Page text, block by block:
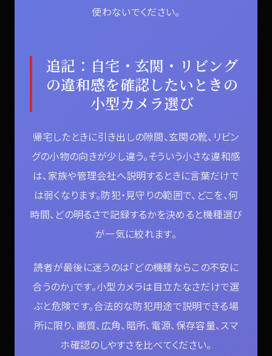
使わないでください。
追記：自宅・玄関・リビング
の違和感を確認したいときの
小型カメラ選び
帰宅したときに引き出しの隙間、玄関の靴、リビン
グの小物の向きが少し違う。そういう小さな違和感
は、家族や管理会社へ説明するときに言葉だけで
は弱くなります。防犯・見守りの範囲で、どこを、何
時間、どの明るさで記録するかを決めると機種選び
が一気に絞れます。
読者が最後に迷うのは「どの機種ならこの不安に
合うのか」です。小型カメラは目立たなさだけで選
ぶと危険です。合法的な防犯用途で説明できる場
所に限り、画質、広角、暗所、電源、保存容量、スマ
ホ確認のしやすさを比べてください。